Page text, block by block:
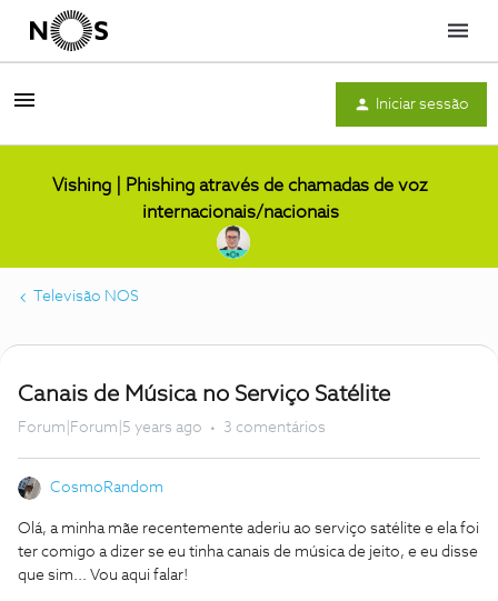
Menu
Iniciar sessão
Vishing | Phishing através de chamadas de voz
internacionais/nacionais
Televisão NOS
Canais de Música no Serviço Satélite
Forum|Forum|5 years ago 3 comentários
CosmoRandom
Olá, a minha mãe recentemente aderiu ao serviço satélite e ela foi
ter comigo a dizer se eu tinha canais de música de jeito, e eu disse
que sim... Vou aqui falar!